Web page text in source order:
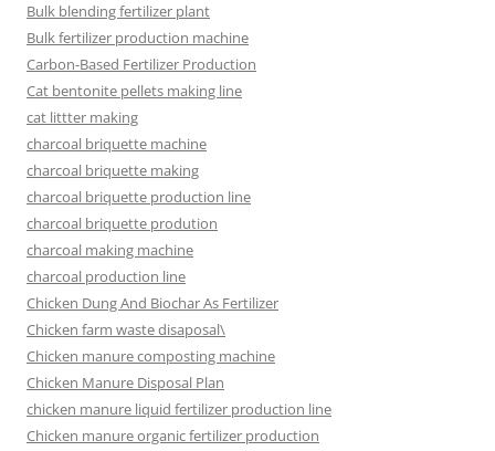
Bulk blending fertilizer plant
Bulk fertilizer production machine
Carbon-Based Fertilizer Production
Cat bentonite pellets making line
cat littter making
charcoal briquette machine
charcoal briquette making
charcoal briquette production line
charcoal briquette prodution
charcoal making machine
charcoal production line
Chicken Dung And Biochar As Fertilizer
Chicken farm waste disaposal\
Chicken manure composting machine
Chicken Manure Disposal Plan
chicken manure liquid fertilizer production line
Chicken manure organic fertilizer production